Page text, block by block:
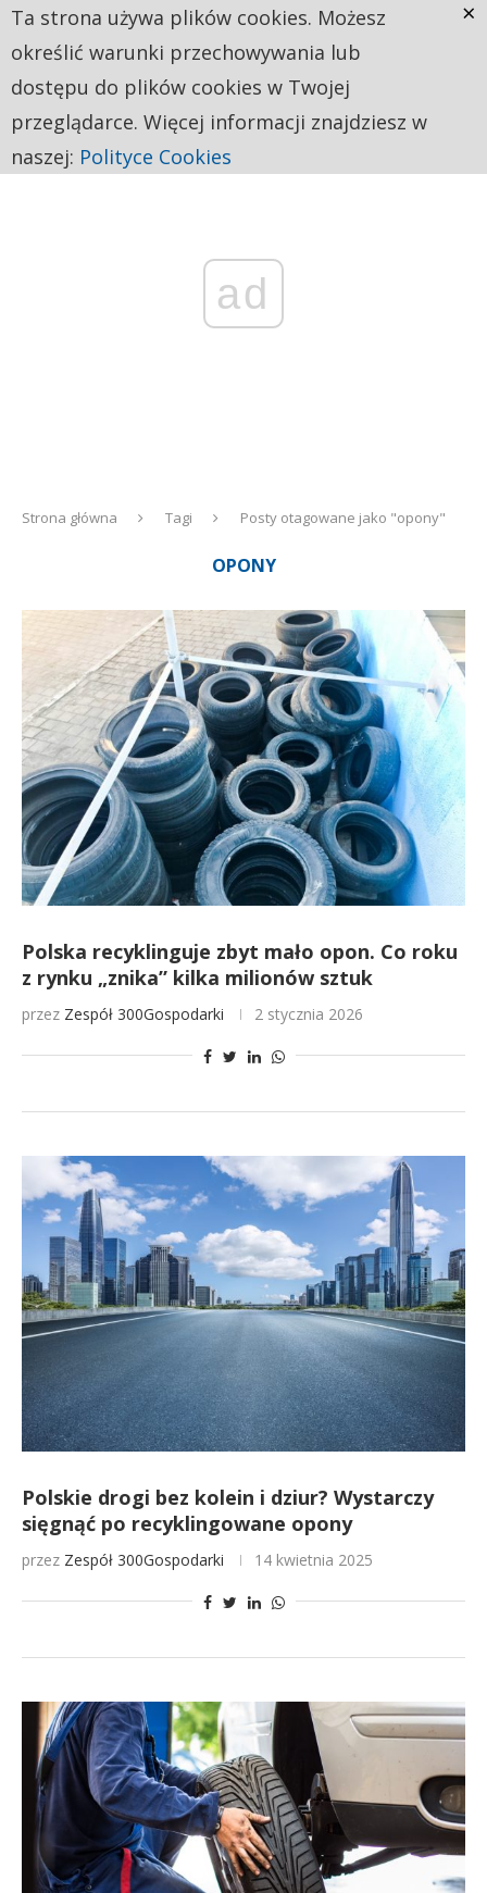
ad
Strona główna Tagi Posty otagowane jako "opony"
OPONY
Polska recyklinguje zbyt mało opon. Co roku
z rynku „znika” kilka milionów sztuk
przez Zespół 300Gospodarki 2 stycznia 2026
Polskie drogi bez kolein i dziur? Wystarczy
sięgnąć po recyklingowane opony
przez Zespół 300Gospodarki 14 kwietnia 2025
Ta strona używa plików cookies. Możesz
określić warunki przechowywania lub
dostępu do plików cookies w Twojej
przeglądarce. Więcej informacji znajdziesz w
naszej: Polityce Cookies
×